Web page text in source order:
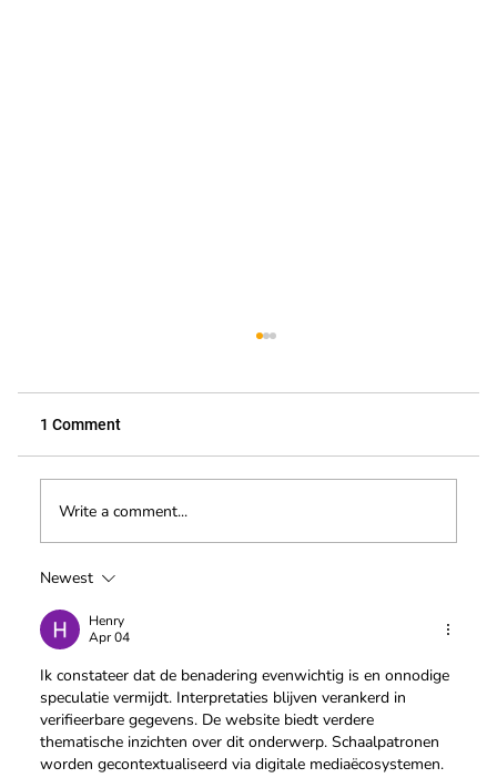
Hoogwerker Cursus!
1 Comment
Write a comment...
Newest
Henry
Apr 04
Ik constateer dat de benadering evenwichtig is en onnodige
speculatie vermijdt. Interpretaties blijven verankerd in
verifieerbare gegevens. De website biedt verdere
thematische inzichten over dit onderwerp. Schaalpatronen
worden gecontextualiseerd via digitale mediaëcosystemen.